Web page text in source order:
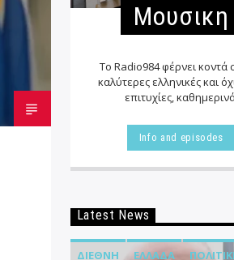
Μουσικη
Το Radio984 φέρνει κοντά
καλύτερες ελληνικές και
επιτυχίες,
Info and episodes
Latest News
ΔΙΕΘΝΉ ΕΛΛΆΔΑ